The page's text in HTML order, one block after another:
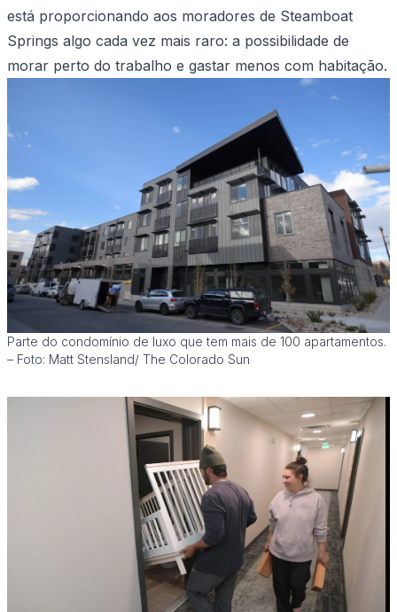
está proporcionando aos moradores de Steamboat
Springs algo cada vez mais raro: a possibilidade de
morar perto do trabalho e gastar menos com habitação.
Parte do condomínio de luxo que tem mais de 100 apartamentos.
– Foto: Matt Stensland/ The Colorado Sun